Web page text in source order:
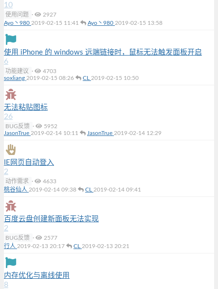
10
使用问题 ·
2927
Ayo丶980 2019-02-15 11:41 Ayo丶980 2019-02-15 13:58
使用 iPhone 的 windows 远端链接时，鼠标无法触发面板开启
6
功能建议 ·
4703
soxliang 2019-02-15 08:26 CL 2019-02-15 10:50
无法粘贴图标
26
BUG反馈 ·
5952
JasonTrue 2019-02-14 10:11 JasonTrue 2019-02-14 12:29
IE网页自动登入
2
动作需求 ·
4633
桃谷仙人 2019-02-14 09:38 CL 2019-02-14 09:41
百度云盘创建新面板无法实现
2
BUG反馈 ·
2577
行人 2019-02-13 20:17 CL 2019-02-13 20:21
内存优化与离线使用
8